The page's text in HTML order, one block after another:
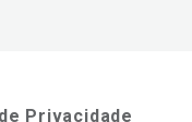
Privacidade